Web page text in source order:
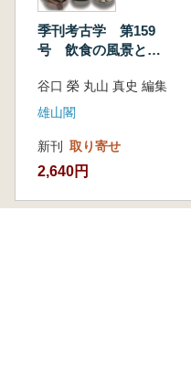
季刊考古学 第159
号 飲食の風景と考
谷口 榮 丸山 真史 編集
雄山閣
新刊 取り寄せ
2,640円